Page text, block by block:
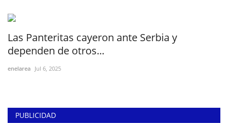
Las Panteritas cayeron ante Serbia y
dependen de otros...
enelarea Jul 6, 2025
PUBLICIDAD